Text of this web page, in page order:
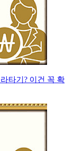
타기? 이건 꼭 확